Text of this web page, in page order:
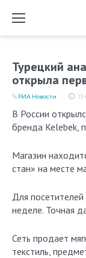
Турецкий
открыла
РИА Новости
В России открылся первый магазин турецкого мебельного
бренда Kelebek,
Магазин
стан» на месте
Для
неделе. Точная
Сеть продает
текстиль,